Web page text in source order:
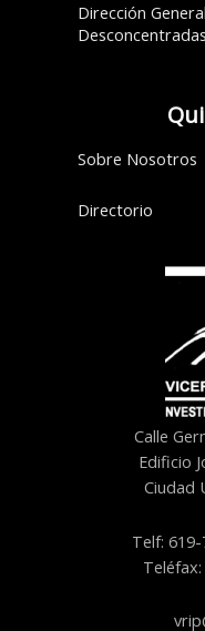
Dirección
Desconcentradas
Sobre Nosotros
Directorio
Calle
Edificio
Ciudad
Telf: